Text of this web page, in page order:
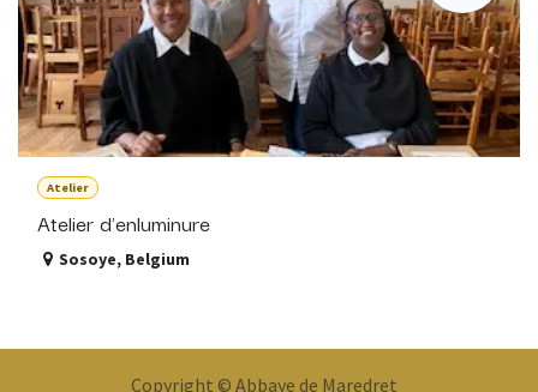
Atelier
Atelier d'enluminure
Sosoye, Belgium
Copyright © Abbaye de Maredret